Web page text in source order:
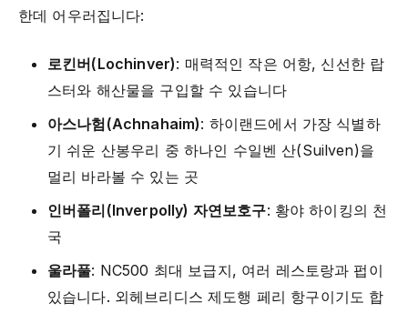
한데 어우러집니다:
로킨버(Lochinver): 매력적인 작은 어항, 신선한 랍
스터와 해산물을 구입할 수 있습니다
아스나험(Achnahaim): 하이랜드에서 가장 식별하
기 쉬운 산봉우리 중 하나인 수일벤 산(Suilven)을
멀리 바라볼 수 있는 곳
인버폴리(Inverpolly) 자연보호구: 황야 하이킹의 천
국
울라풀: NC500 최대 보급지, 여러 레스토랑과 펍이
있습니다. 외헤브리디스 제도행 페리 항구이기도 합